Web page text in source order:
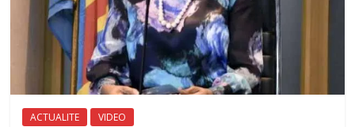
ACTUALITE VIDEO